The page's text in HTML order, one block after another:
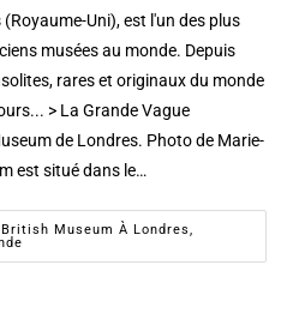
Uni), est l'un des plus
musées au monde. Depuis
rares et originaux du monde
> La Grande Vague
de Londres. Photo de Marie-
est situé dans le…
Museum À Londres,